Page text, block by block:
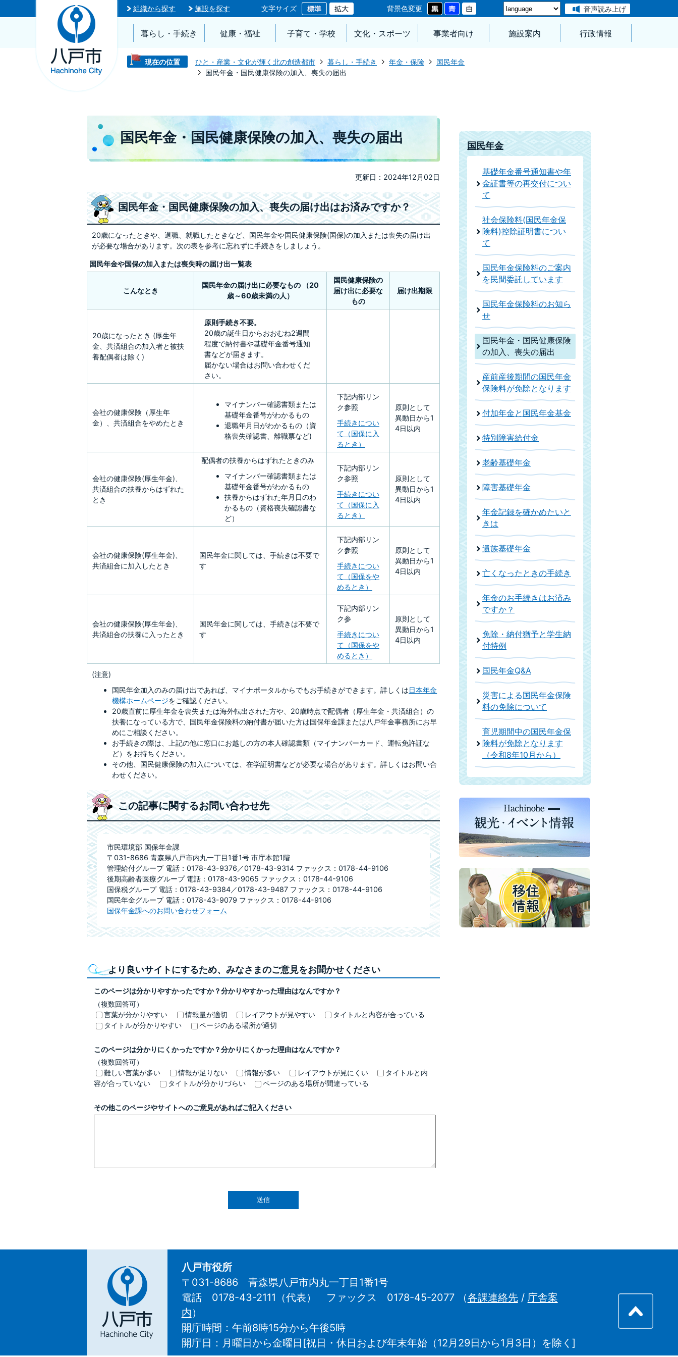
組織から探す 施設を探す 文字サイズ 背景色変更 音声読み上げ
暮らし・手続き 健康・福祉 子育て・学校 文化・スポーツ 事業者向け 施設案内 行政情報
現在の位置 ひと・産業・文化が輝く北の創造都市 暮らし・手続き 年金・保険
国民年金
国民年金・国民健康保険の加入、喪失の届出
国民年金・国民健康保険の加入、喪失の届出
更新日：2024年12月02日
国民年金・国民健康保険の加入、喪失の届け出はお済みですか？
20歳になったときや、退職、就職したときなど、国民年金や国民健康保険(国保)の加入または喪失の届け出
が必要な場合があります。次の表を参考に忘れずに手続きをしましょう。
国民年金や国保の加入または喪失時の届け出一覧表
こんなとき
国民年金の届け出に必要なもの （20
歳～60歳未満の人）
国民健康保険の
届け出に必要な
もの
届け出期限
20歳になったとき (厚生年
金、共済組合の加入者と被扶
養配偶者は除く)
原則手続き不要。
20歳の誕生日からおおむね2週間
程度で納付書や基礎年金番号通知
書などが届きます。
届かない場合はお問い合わせくだ
さい。
会社の健康保険（厚生年
金）、共済組合をやめたとき
マイナンバー確認書類または
基礎年金番号がわかるもの
退職年月日がわかるもの（資
格喪失確認書、離職票など)
下記内部リン
ク参照
手続きについ
て（国保に入
るとき）
原則として
異動日から1
4日以内
会社の健康保険(厚生年金)、
共済組合の扶養からはずれた
とき
配偶者の扶養からはずれたときのみ
マイナンバー確認書類または
基礎年金番号がわかるもの
扶養からはずれた年月日のわ
かるもの（資格喪失確認書な
ど）
下記内部リン
ク参照
手続きについ
て（国保に入
るとき）
原則として
異動日から1
4日以内
会社の健康保険(厚生年金)、
共済組合に加入したとき
国民年金に関しては、手続きは不要で
す
下記内部リン
ク参照
手続きについ
て（国保をや
めるとき）
原則として
異動日から1
4日以内
会社の健康保険(厚生年金)、
共済組合の扶養に入ったとき
国民年金に関しては、手続きは不要で
す
下記内部リン
ク参
手続きについ
て（国保をや
めるとき）
原則として
異動日から1
4日以内
(注意)
国民年金加入のみの届け出であれば、マイナポータルからでもお手続きができます。詳しくは日本年金
機構ホームページをご確認ください。
20歳直前に厚生年金を喪失または海外転出された方や、20歳時点で配偶者（厚生年金・共済組合）の
扶養になっている方で、国民年金保険料の納付書が届いた方は国保年金課または八戸年金事務所にお早
めにご相談ください。
お手続きの際は、上記の他に窓口にお越しの方の本人確認書類（マイナンバーカード、運転免許証な
ど）をお持ちください。
その他、国民健康保険の加入については、在学証明書などが必要な場合があります。詳しくはお問い合
わせください。
この記事に関するお問い合わせ先
市民環境部 国保年金課
〒031-8686 青森県八戸市内丸一丁目1番1号 市庁本館1階
管理給付グループ 電話：0178-43-9376／0178-43-9314 ファックス：0178-44-9106
後期高齢者医療グループ 電話：0178-43-9065 ファックス：0178-44-9106
国保税グループ 電話：0178-43-9384／0178-43-9487 ファックス：0178-44-9106
国民年金グループ 電話：0178-43-9079 ファックス：0178-44-9106
国保年金課へのお問い合わせフォーム
より良いサイトにするため、みなさまのご意見をお聞かせください
このページは分かりやすかったですか？分かりやすかった理由はなんですか？
（複数回答可）
言葉が分かりやすい
情報量が適切 レイアウトが見やすい
タイトルと内容が合っている
タイトルが分かりやすい
ページのある場所が適切
このページは分かりにくかったですか？分かりにくかった理由はなんですか？
（複数回答可）
難しい言葉が多い
情報が足りない 情報が多い レイアウトが見にくい
タイトルと内
容が合っていない
タイトルが分かりづらい ページのある場所が間違っている
その他このページやサイトへのご意見があればご記入ください
国民年金
基礎年金番号通知書や年
金証書等の再交付につい
て
社会保険料(国民年金保
険料)控除証明書につい
て
国民年金保険料のご案内
を民間委託しています
国民年金保険料のお知ら
せ
国民年金・国民健康保険
の加入、喪失の届出
産前産後期間の国民年金
保険料が免除となります
付加年金と国民年金基金
特別障害給付金
老齢基礎年金
障害基礎年金
年金記録を確かめたいと
きは
遺族基礎年金
亡くなったときの手続き
年金のお手続きはお済み
ですか？
免除・納付猶予と学生納
付特例
国民年金Q&A
災害による国民年金保険
料の免除について
育児期間中の国民年金保
険料が免除となります
（令和8年10月から）
八
戸
市
Hachinohe
八戸市役所
〒031-8686 青森県八戸市内丸一丁目1番1号
電話 0178-43-2111（代表） ファックス 0178-45-2077（各課連絡先/ 庁舎案
内 ）
開庁時間：午前8時15分から午後5時
開庁日：月曜日から金曜日[祝日・休日および年末年始（12月29日から1月3日）を除く]